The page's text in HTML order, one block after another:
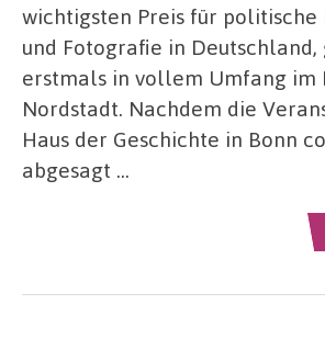
wichtigsten Preis für politische
und Fotografie in
erstmals in vollem Umfang im
Nordstadt. Nachdem die
Haus der Geschichte in Bonn
abgesagt …